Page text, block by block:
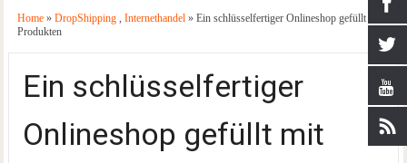
Home»DropShipping,Internethandel» Ein schlüsselfertiger Onlineshop gefüllt mit
Produkten
Ein schlüsselfertiger
Onlineshop gefüllt mit